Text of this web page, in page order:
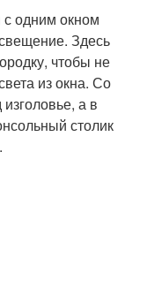
с одним окном
Здесь
чтобы не
из окна. Со
а в
столик